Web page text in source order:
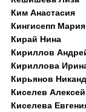
Ким Анастасия
Кингисепп Мария
Кирай Нина
Кириллов
Кириллова
Кирьянов
Киселев Алексей
Киселева